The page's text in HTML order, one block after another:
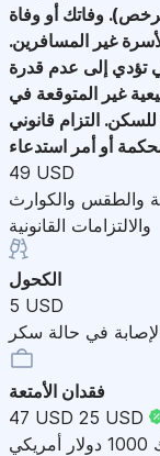
وفاتك أو وفاة
غير المسافرين.
تؤدي إلى عدم قدرة
غير المتوقعة في
التزام قانوني
49 USD
والطقس والكوارث
والالتزامات القانونية
الكحول
5 USD
في حالة سكر
فقدان الأمتعة
47 USD 25 USD
إذا فقدت أمتعتك أو تأخرت، فسوف ندفع لك 1000 دولار أمريكي